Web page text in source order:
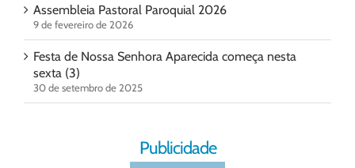
Assembleia Pastoral Paroquial 2026
9 de fevereiro de 2026
Festa de Nossa Senhora Aparecida começa nesta
sexta (3)
30 de setembro de 2025
Publicidade